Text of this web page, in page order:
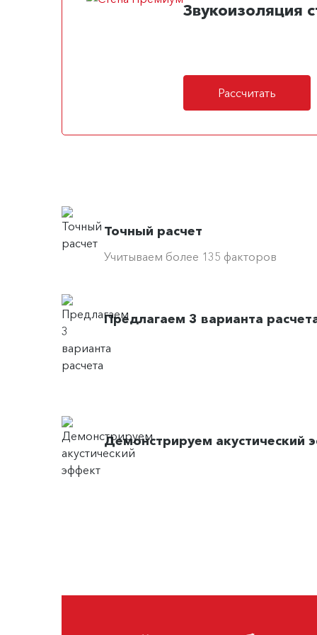
Звукоизоляция
Рассчитать
Точный расчет
Учитываем более 135 факторов
Предлагаем 3 варианта
Демонстрируем акустический